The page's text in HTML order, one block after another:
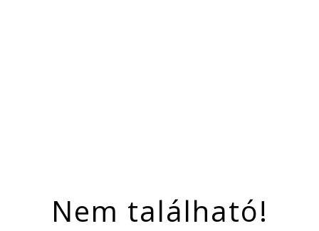
Nem található!